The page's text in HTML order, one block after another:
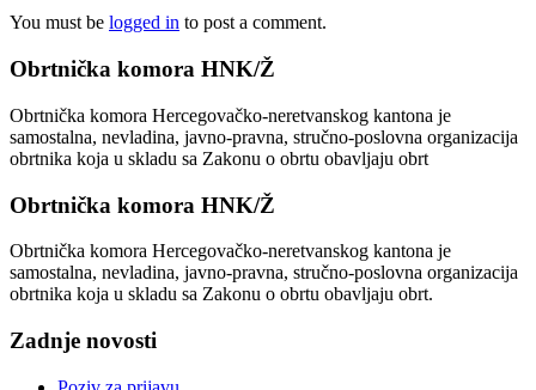
You must be logged in to post a comment.
Obrtnička komora HNK/Ž
Obrtnička komora Hercegovačko-neretvanskog kantona je
samostalna, nevladina, javno-pravna, stručno-poslovna organizacija
obrtnika koja u skladu sa Zakonu o obrtu obavljaju obrt
Obrtnička komora HNK/Ž
Obrtnička komora Hercegovačko-neretvanskog kantona je
samostalna, nevladina, javno-pravna, stručno-poslovna organizacija
obrtnika koja u skladu sa Zakonu o obrtu obavljaju obrt.
Zadnje novosti